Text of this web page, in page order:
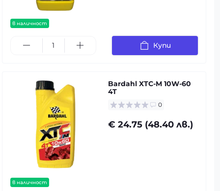
в наличност
Купи
в наличност
Bardahl XTC-M 10W-60
4T
0
€ 24.75 (48.40 лв.)